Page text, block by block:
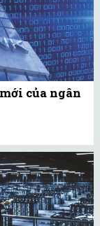
của ngân